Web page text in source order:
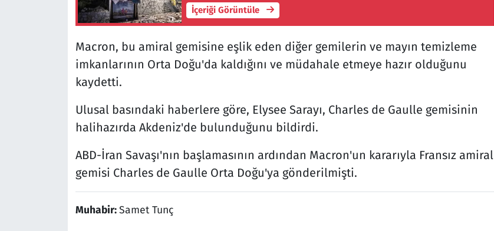
İçeriği Görüntüle
Macron, bu amiral gemisine eşlik eden diğer gemilerin ve mayın temizleme
imkanlarının Orta Doğu'da kaldığını ve müdahale etmeye hazır olduğunu
kaydetti.
Ulusal basındaki haberlere göre, Elysee Sarayı, Charles de Gaulle gemisinin
halihazırda Akdeniz'de bulunduğunu bildirdi.
ABD-İran Savaşı'nın başlamasının ardından Macron'un kararıyla Fransız amiral
gemisi Charles de Gaulle Orta Doğu'ya gönderilmişti.
Muhabir:Samet Tunç